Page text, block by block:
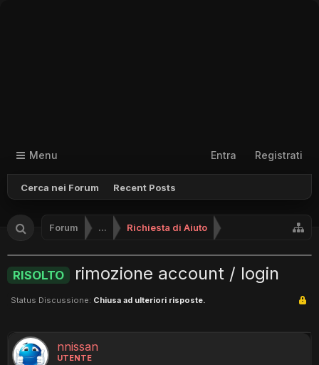
Menu
Cerca nei Forum Recent Posts
Entra Registrati
Forum ... Richiesta di Aiuto
RISOLTO rimozione account / login
Status Discussione: Chiusa ad ulteriori risposte.
nnissan
UTENTE